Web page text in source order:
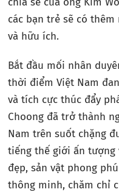
các bạn trẻ sẽ có
và hữu ích.
Bắt đầu mối nhân
thời điểm Việt Nam
và tích cực thúc đẩy
Choong đã trở thành
Nam trên suốt chặng
tiếng thế giới ấn
đẹp, sản vật phong
thông minh, chăm chỉ